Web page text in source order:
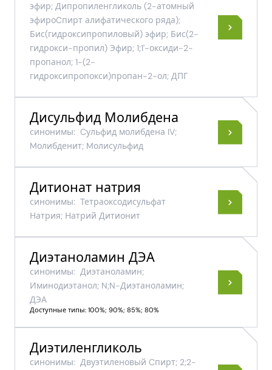
эфир; Дипропиленгликоль (2-атомный
эфироCпирт алифатического ряда);
Бис(гидроксипропиловый) эфир; Бис(2-
гидрокси-пропил) Эфир; 1;1'-оксиди-2-
пропанол; 1-(2-
гидроксипропокси)пропан-2-ол; ДПГ
Дисульфид Молибдена
синонимы: Cульфид молибдена IV;
Mолибденит; Mолисульфид
Дитионат натрия
синонимы: Тетраоксодисульфат
Натрия; Натрий Дитионит
Диэтаноламин ДЭА
синонимы: Диэтаноламин;
Иминодиэтанол; N;N-Диэтаноламин;
ДЭА
Доступные типы: 100%; 90%; 85%; 80%
Диэтиленгликоль
синонимы: Двуэтиленовый Cпирт; 2;2-